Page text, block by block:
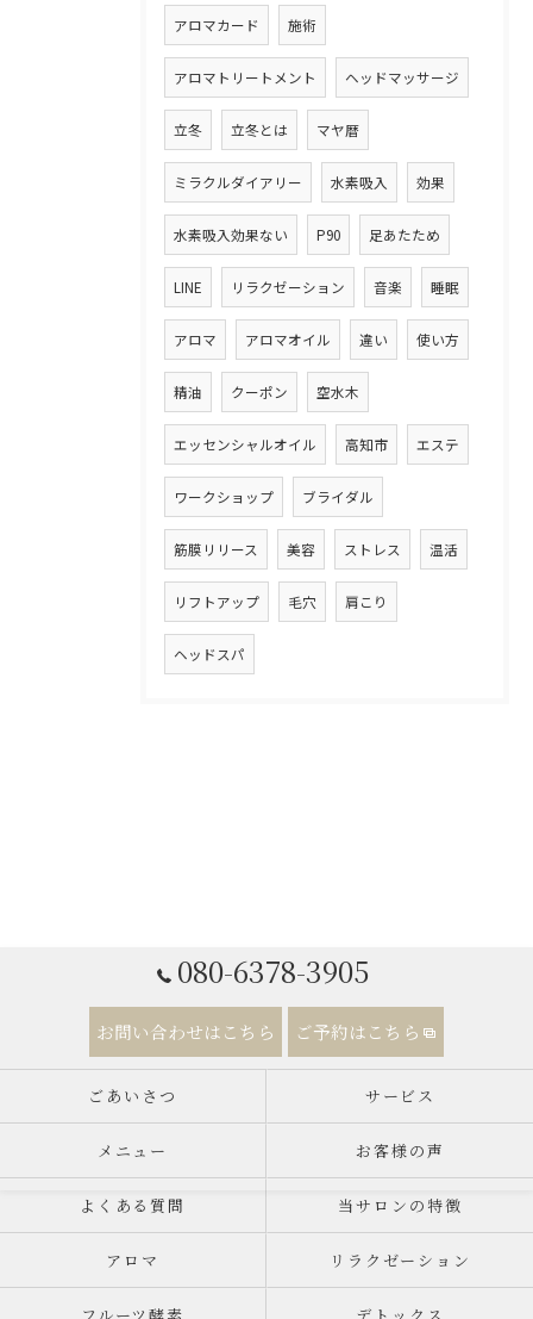
アロマカード 施術
アロマトリートメント ヘッドマッサージ
立冬 立冬とは マヤ暦
ミラクルダイアリー 水素吸入 効果
水素吸入効果ない P90 足あたため
LINE リラクゼーション 音楽 睡眠
アロマ アロマオイル 違い 使い方
精油 クーポン 空水木
エッセンシャルオイル 高知市 エステ
ワークショップ ブライダル
筋膜リリース 美容 ストレス 温活
リフトアップ 毛穴 肩こり
ヘッドスパ
080-6378-3905
お問い合わせはこちら ご予約はこちら
ごあいさつ サービス
メニュー お客様の声
よくある質問 当サロンの特徴
アロマ リラクゼーション